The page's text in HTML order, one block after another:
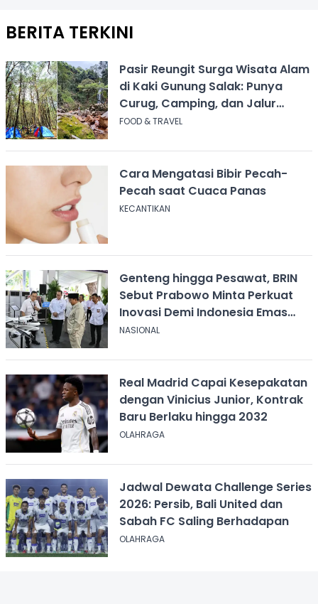
BERITA TERKINI
Pasir Reungit Surga Wisata Alam
di Kaki Gunung Salak: Punya
Curug, Camping, dan Jalur
Pendakian
FOOD & TRAVEL
Cara Mengatasi Bibir Pecah-
Pecah saat Cuaca Panas
KECANTIKAN
Genteng hingga Pesawat, BRIN
Sebut Prabowo Minta Perkuat
Inovasi Demi Indonesia Emas
2045
NASIONAL
Real Madrid Capai Kesepakatan
dengan Vinicius Junior, Kontrak
Baru Berlaku hingga 2032
OLAHRAGA
Jadwal Dewata Challenge Series
2026: Persib, Bali United dan
Sabah FC Saling Berhadapan
OLAHRAGA